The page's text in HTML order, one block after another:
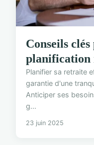
Conseils
planification
Planifier sa retraite
garantie d'une
Anticiper ses
g...
23 juin 2025